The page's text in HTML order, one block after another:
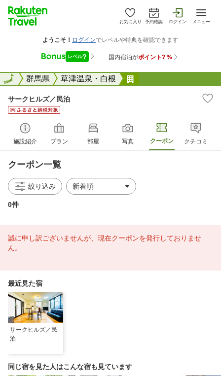
お気に入り 予約確認 ログイン メニュー
全国群馬県 草津温泉・白根
全国
サークヒルズ／民泊
施設紹介 プラン 部屋 写真 クーポン クチコミ
クーポン一覧
絞り込み
0件
誠に申し訳ございませんが、現在クーポンを発行しておりませ
ん。
最近見た宿
サークヒルズ／民
泊
同じ宿を見た人はこんな宿も見ています